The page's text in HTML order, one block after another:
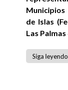
Municipios
de Islas
Las
Siga leyendo